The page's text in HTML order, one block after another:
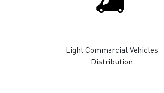
Light Commercial
Distribution